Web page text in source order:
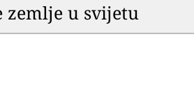
zemlje u svijetu